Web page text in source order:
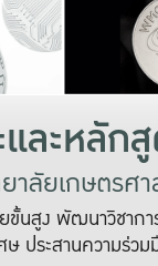
ละหลัก
าลัยเกษตรศ
นสูง พัฒนาวิชากา
ษ ประสานความร่ว